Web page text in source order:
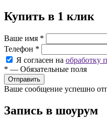
Купить в 1 клик
Ваше имя *
Телефон *
Я согласен на обработку
* — Обязательные поля
Ваше сообщение успешно
Запись в шоурум